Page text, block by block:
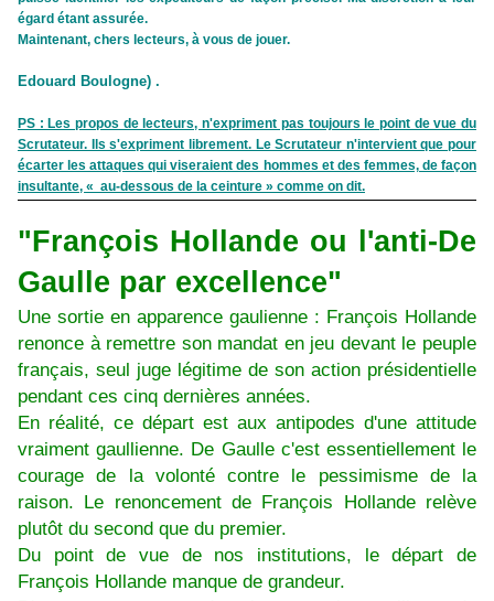
égard étant assurée.
Maintenant, chers lecteurs, à vous de jouer.
Edouard Boulogne) .
PS : Les propos de lecteurs, n'expriment pas toujours le point de vue du
Scrutateur. Ils s'expriment librement. Le Scrutateur n'intervient que pour
écarter les attaques qui viseraient des hommes et des femmes, de façon
insultante, « au-dessous de la ceinture » comme on dit.
"François Hollande ou l'anti-De
Gaulle par excellence"
Une sortie en apparence gaulienne : François Hollande
renonce à remettre son mandat en jeu devant le peuple
français, seul juge légitime de son action présidentielle
pendant ces cinq dernières années.
En réalité, ce départ est aux antipodes d'une attitude
vraiment gaullienne. De Gaulle c'est essentiellement le
courage de la volonté contre le pessimisme de la
raison. Le renoncement de François Hollande relève
plutôt du second que du premier.
Du point de vue de nos institutions, le départ de
François Hollande manque de grandeur.